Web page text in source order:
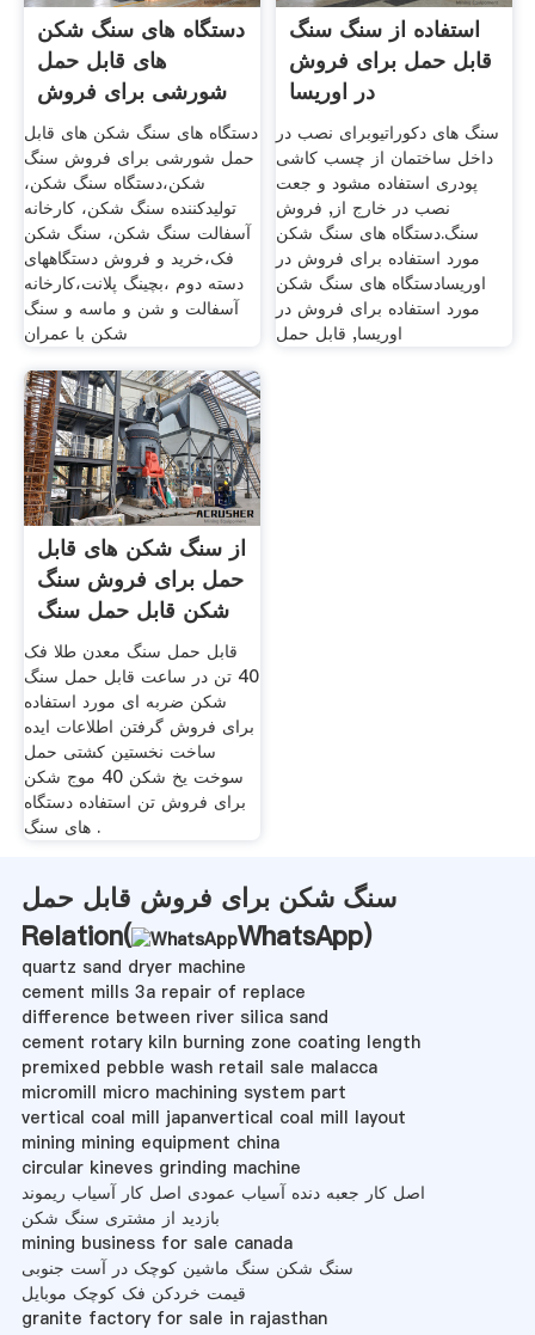
دستگاه های سنگ شکن
های قابل حمل
شورشی برای فروش
دستگاه های سنگ شکن های قابل
حمل شورشی برای فروش سنگ
شکن،دستگاه سنگ شکن،
تولیدکننده سنگ شکن، کارخانه
آسفالت سنگ شکن، سنگ شکن
فک،خرید و فروش دستگاههای
دسته دوم ،بچینگ پلانت،کارخانه
آسفالت و شن و ماسه و سنگ
شکن با عمران
استفاده از سنگ سنگ
قابل حمل برای فروش
در اوریسا
سنگ های دکوراتیوبرای نصب در
داخل ساختمان از چسب کاشی
پودری استفاده مشود و جعت
نصب در خارج از, فروش
سنگ.دستگاه های سنگ شکن
مورد استفاده برای فروش در
اوریسادستگاه های سنگ شکن
مورد استفاده برای فروش در
اوریسا, قابل حمل
از سنگ شکن های قابل
حمل برای فروش سنگ
شکن قابل حمل سنگ
قابل حمل سنگ معدن طلا فک
40 تن در ساعت قابل حمل سنگ
شکن ضربه ای مورد استفاده
برای فروش گرفتن اطلاعات ایده
ساخت نخستین کشتی حمل
سوخت یخ شکن 40 موج شکن
برای فروش تن استفاده دستگاه
های سنگ .
سنگ شکن برای فروش قابل حمل
Relation(
WhatsApp)
quartz sand dryer machine
cement mills 3a repair of replace
difference between river silica sand
cement rotary kiln burning zone coating length
premixed pebble wash retail sale malacca
micromill micro machining system part
vertical coal mill japanvertical coal mill layout
mining mining equipment china
circular kineves grinding machine
اصل کار جعبه دنده آسیاب عمودی اصل کار آسیاب ریموند
بازدید از مشتری سنگ شکن
mining business for sale canada
سنگ شکن سنگ ماشین کوچک در آست جنوبی
قیمت خردکن فک کوچک موبایل
granite factory for sale in rajasthan